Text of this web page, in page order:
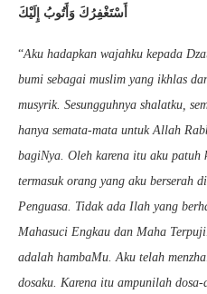
أَسْتَغْفِرُكَ وَأَتُوبُ إِلَيْكَ
“Aku hadapkan wajahku kepada
bumi sebagai muslim yang ikhlas
musyrik. Sesungguhnya shalatku,
hanya semata-mata untuk Allah
bagiNya. Oleh karena itu aku patuh
termasuk orang yang aku berserah
Penguasa. Tidak ada Ilah yang
Mahasuci Engkau dan Maha
adalah hambaMu. Aku telah
dosaku. Karena itu ampunilah dosa-